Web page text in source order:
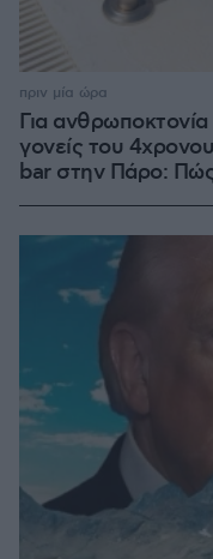
Για
γονείς του
bar στην Πάρο:
πριν μία ώρα